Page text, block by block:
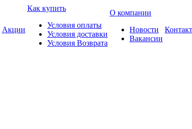
Акции
Как купить
Условия оплаты
Условия доставки
Условия Возврата
О компании
Новости
Вакансии